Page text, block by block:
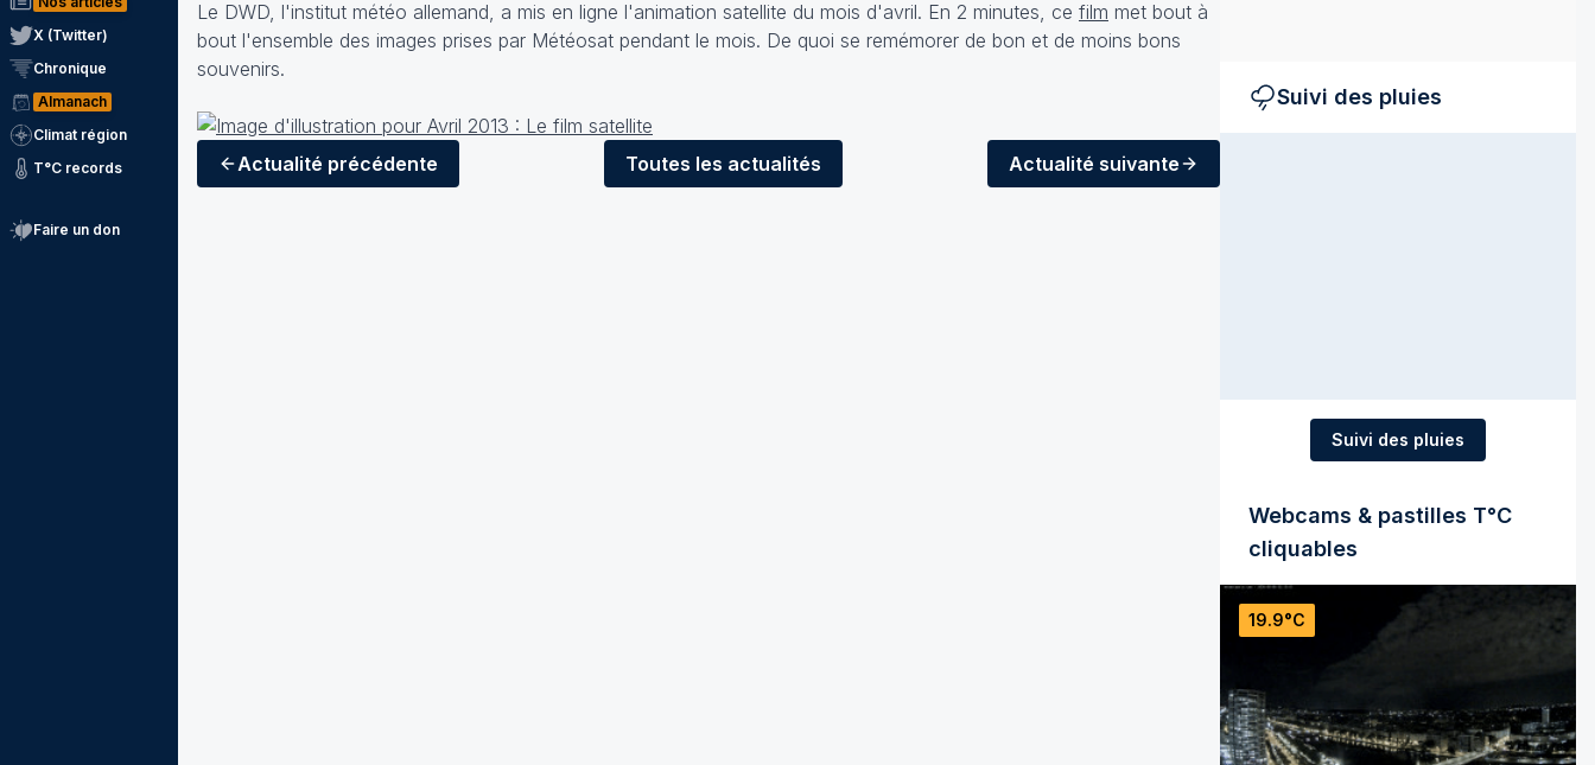
X (Twitter)
Chronique
Almanach
Climat région
T°C records
Faire un don
Le DWD, l'institut météo allemand, a mis en ligne l'animation satellite du mois d'avril. En 2 minutes, ce film met bout à
bout l'ensemble des images prises par Météosat pendant le mois. De quoi se remémorer de bon et de moins bons
souvenirs.
Actualité précédente Toutes les actualités Actualité suivante
Suivi des pluies
Suivi des pluies
Webcams & pastilles T°C
cliquables
19.9°C